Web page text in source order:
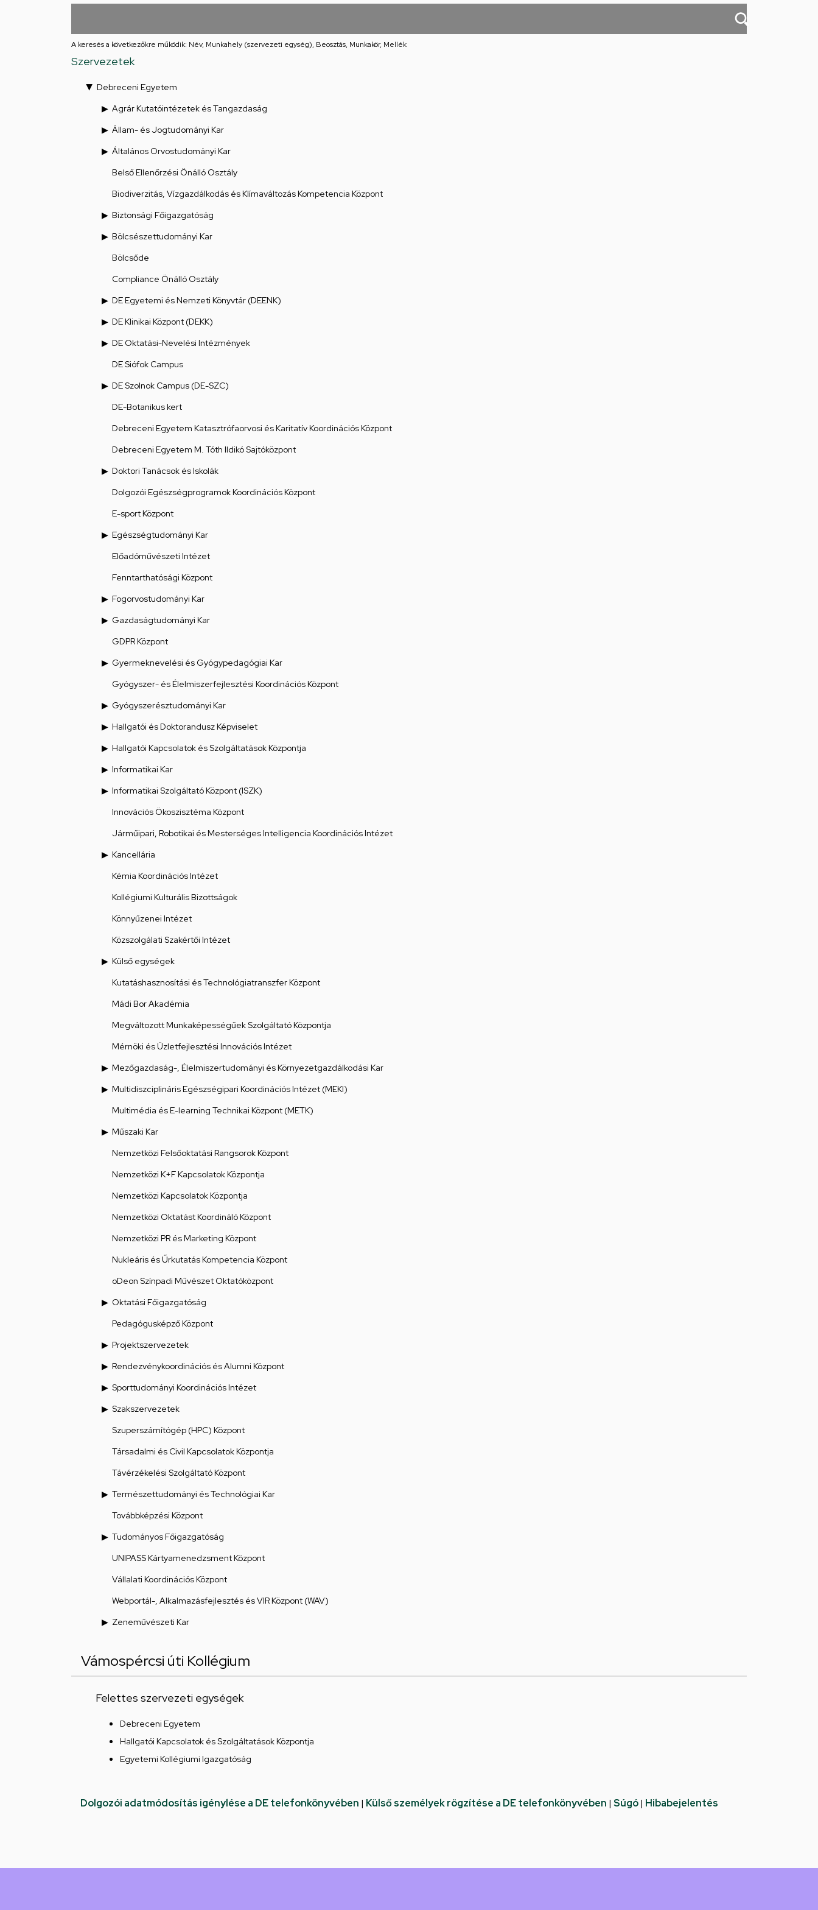
feladatellátási
A keresés a következőkre működik: Név, Munkahely (szervezeti egység), Beosztás, Munkakör, Mellék
Szervezetek
Debreceni Egyetem
Agrár Kutatóintézetek és Tangazdaság
Állam- és Jogtudományi Kar
Általános Orvostudományi Kar
Belső Ellenőrzési Önálló Osztály
Biodiverzitás, Vízgazdálkodás és Klímaváltozás Kompetencia Központ
Biztonsági Főigazgatóság
Bölcsészettudományi Kar
Bölcsőde
Compliance Önálló Osztály
DE Egyetemi és Nemzeti Könyvtár (DEENK)
DE Klinikai Központ (DEKK)
DE Oktatási-Nevelési Intézmények
DE Siófok Campus
DE Szolnok Campus (DE-SZC)
DE-Botanikus kert
Debreceni Egyetem Katasztrófaorvosi és Karitatív Koordinációs Központ
Debreceni Egyetem M. Tóth Ildikó Sajtóközpont
Doktori Tanácsok és Iskolák
Dolgozói Egészségprogramok Koordinációs Központ
E-sport Központ
Egészségtudományi Kar
Előadóművészeti Intézet
Fenntarthatósági Központ
Fogorvostudományi Kar
Gazdaságtudományi Kar
GDPR Központ
Gyermeknevelési és Gyógypedagógiai Kar
Gyógyszer- és Élelmiszerfejlesztési Koordinációs Központ
Gyógyszerésztudományi Kar
Hallgatói és Doktorandusz Képviselet
Hallgatói Kapcsolatok és Szolgáltatások Központja
Informatikai Kar
Informatikai Szolgáltató Központ (ISZK)
Innovációs Ökoszisztéma Központ
Járműipari, Robotikai és Mesterséges Intelligencia Koordinációs Intézet
Kancellária
Kémia Koordinációs Intézet
Kollégiumi Kulturális Bizottságok
Könnyűzenei Intézet
Közszolgálati Szakértői Intézet
Külső egységek
Kutatáshasznosítási és Technológiatranszfer Központ
Mádi Bor Akadémia
Megváltozott Munkaképességűek Szolgáltató Központja
Mérnöki és Üzletfejlesztési Innovációs Intézet
Mezőgazdaság-, Élelmiszertudományi és Környezetgazdálkodási Kar
Multidiszciplináris Egészségipari Koordinációs Intézet (MEKI)
Multimédia és E-learning Technikai Központ (METK)
Műszaki Kar
Nemzetközi Felsőoktatási Rangsorok Központ
Nemzetközi K+F Kapcsolatok Központja
Nemzetközi Kapcsolatok Központja
Nemzetközi Oktatást Koordináló Központ
Nemzetközi PR és Marketing Központ
Nukleáris és Űrkutatás Kompetencia Központ
oDeon Színpadi Művészet Oktatóközpont
Oktatási Főigazgatóság
Pedagógusképző Központ
Projektszervezetek
Rendezvénykoordinációs és Alumni Központ
Sporttudományi Koordinációs Intézet
Szakszervezetek
Szuperszámítógép (HPC) Központ
Társadalmi és Civil Kapcsolatok Központja
Távérzékelési Szolgáltató Központ
Természettudományi és Technológiai Kar
Továbbképzési Központ
Tudományos Főigazgatóság
UNIPASS Kártyamenedzsment Központ
Vállalati Koordinációs Központ
Webportál-, Alkalmazásfejlesztés és VIR Központ (WAV)
Zeneművészeti Kar
Vámospércsi úti Kollégium
Felettes szervezeti egységek
Debreceni Egyetem
Hallgatói Kapcsolatok és Szolgáltatások Központja
Egyetemi Kollégiumi Igazgatóság
Dolgozói adatmódosítás igénylése a DE telefonkönyvében | Külső személyek rögzítése a DE telefonkönyvében | Súgó| Hibabejelentés